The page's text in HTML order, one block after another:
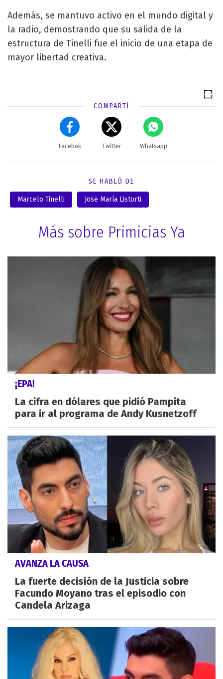
Además, se mantuvo activo en el mundo digital y
la radio, demostrando que su salida de la
estructura de Tinelli fue el inicio de una etapa de
mayor libertad creativa.
COMPARTÍ
Facebok Twitter Whatsapp
SE HABLÓ DE
Marcelo Tinelli Jose María Listorti
Más sobre Primicias Ya
¡EPA!
La cifra en dólares que pidió Pampita
para ir al programa de Andy Kusnetzoff
AVANZA LA CAUSA
La fuerte decisión de la Justicia sobre
Facundo Moyano tras el episodio con
Candela Arizaga